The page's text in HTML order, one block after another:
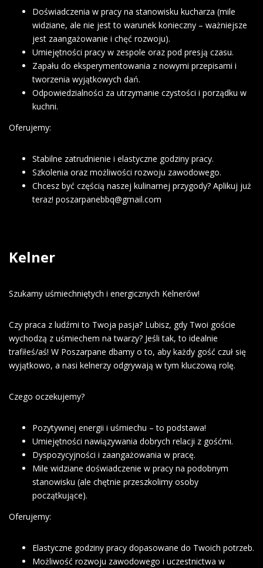
Doświadczenia w pracy na stanowisku kucharza (mile
widziane, ale nie jest to warunek konieczny – ważniejsze
jest zaangażowanie i chęć rozwoju).
Umiejętności pracy w zespole oraz pod presją czasu.
Zapału do eksperymentowania z nowymi przepisami i
tworzenia wyjątkowych dań.
Odpowiedzialności za utrzymanie czystości i porządku w
kuchni.
Oferujemy:
Stabilne zatrudnienie i elastyczne godziny pracy.
Szkolenia oraz możliwości rozwoju zawodowego.
Chcesz być częścią naszej kulinarnej przygody? Aplikuj już
teraz! poszarpanebbq@gmail.com
Kelner
Szukamy uśmiechniętych i energicznych Kelnerów!
Czy praca z ludźmi to Twoja pasja? Lubisz, gdy Twoi goście
wychodzą z uśmiechem na twarzy? Jeśli tak, to idealnie
trafiłeś/aś! W Poszarpane dbamy o to, aby każdy gość czuł się
wyjątkowo, a nasi kelnerzy odgrywają w tym kluczową rolę.
Czego oczekujemy?
Pozytywnej energii i uśmiechu – to podstawa!
Umiejętności nawiązywania dobrych relacji z gośćmi.
Dyspozycyjności i zaangażowania w pracę.
Mile widziane doświadczenie w pracy na podobnym
stanowisku (ale chętnie przeszkolimy osoby
początkujące).
Oferujemy:
Elastyczne godziny pracy dopasowane do Twoich potrzeb.
Możliwość rozwoju zawodowego i uczestnictwa w